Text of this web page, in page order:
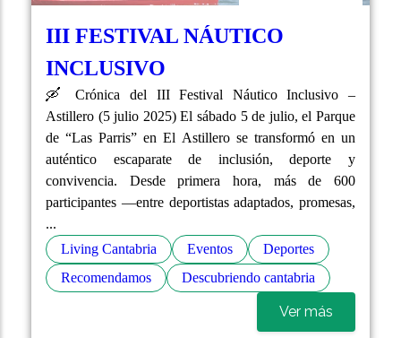
III FESTIVAL NÁUTICO
INCLUSIVO
🛶 Crónica del III Festival Náutico Inclusivo –
Astillero (5 julio 2025) El sábado 5 de julio, el Parque
de “Las Parris” en El Astillero se transformó en un
auténtico escaparate de inclusión, deporte y
convivencia. Desde primera hora, más de 600
participantes —entre deportistas adaptados, promesas,
...
Living Cantabria
Eventos
Deportes
Recomendamos
Descubriendo cantabria
Ver más